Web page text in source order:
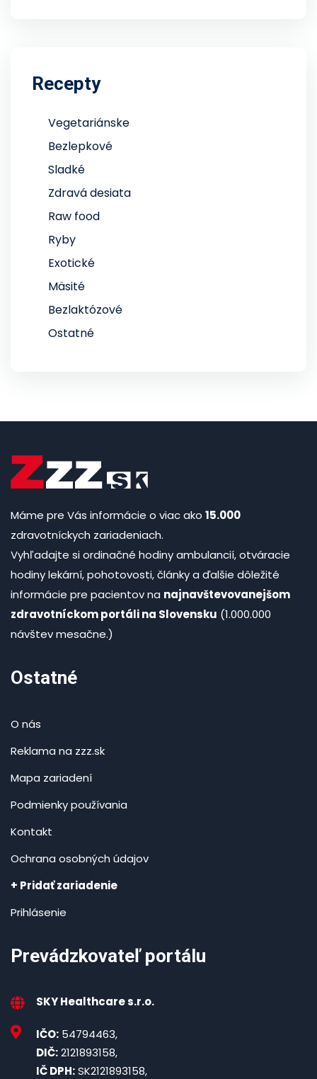
Recepty
Vegetariánske
Bezlepkové
Sladké
Zdravá desiata
Raw food
Ryby
Exotické
Mäsité
Bezlaktózové
Ostatné
Máme pre Vás informácie o viac ako 15.000
zdravotníckych zariadeniach.
Vyhľadajte si ordinačné hodiny ambulancií, otváracie
hodiny lekární, pohotovosti, články a ďalšie dôležité
informácie pre pacientov na najnavštevovanejšom
zdravotníckom portáli na Slovensku (1.000.000
návštev mesačne.)
Ostatné
O nás
Reklama na zzz.sk
Mapa zariadení
Podmienky používania
Kontakt
Ochrana osobných údajov
+ Pridať zariadenie
Prihlásenie
Prevádzkovateľ portálu
SKY Healthcare s.r.o.
IČO: 54794463,
DIČ:2121893158,
IČ DPH:SK2121893158,